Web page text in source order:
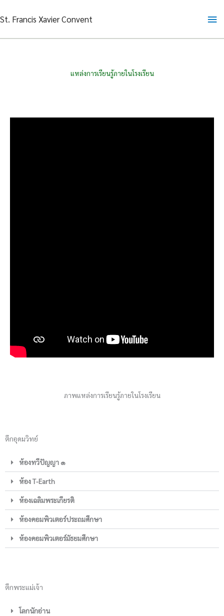
to
St. Francis Xavier Convent
แหล่งการเรียนรู้ภายในโรงเรียน
ภาพแหล่งการเรียนรู้ภายในโรงเรียน
ตึกอุดมวิทย์
ห้องทวีปัญญา ๑
ห้อง T-Earth
ห้องเฉลิมพระเกียรติ
ห้องคอมพิวเตอร์ประถมศึกษา
ห้องคอมพิวเตอร์มัธยมศึกษา
ตึกพระแม่เจ้า
โลกนักอ่าน